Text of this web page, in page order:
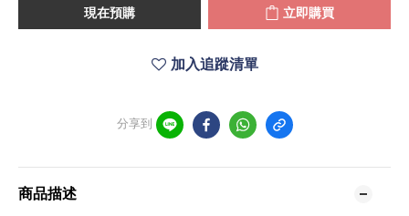
現在預購 立即購買
加入追蹤清單
分享到
商品描述